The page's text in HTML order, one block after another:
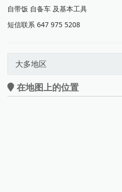
自带饭 自备车 及基本工具
短信联系 647 975 5208
大多地区
在地图上的位置